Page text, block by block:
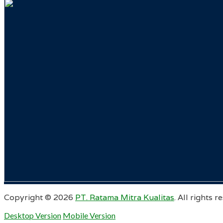
Copyright © 2026 PT. Ratama Mitra Kualitas. All rights
Desktop Version Mobile Version